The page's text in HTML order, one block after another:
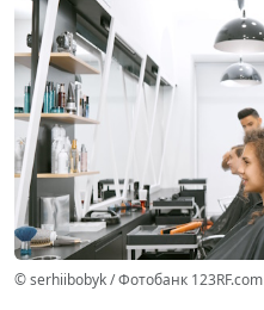
© serhiibobyk / Фотобанк 123RF.com